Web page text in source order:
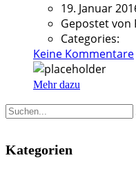
19. Januar
Gepostet von
Categories:
Keine Kommentare
Mehr dazu
Kategorien